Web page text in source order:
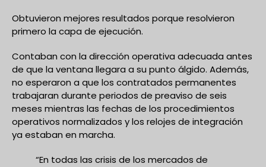
Obtuvieron mejores resultados porque resolvieron
primero la capa de ejecución.
Contaban con la dirección operativa adecuada antes
de que la ventana llegara a su punto álgido. Además,
no esperaron a que los contratados permanentes
trabajaran durante periodos de preaviso de seis
meses mientras las fechas de los procedimientos
operativos normalizados y los relojes de integración
ya estaban en marcha.
“En todas las crisis de los mercados de